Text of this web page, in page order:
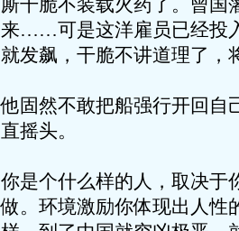
厮干脆不装载火药了。曾国
来……可是这洋雇员已经投
就发飙，干脆不讲道理了，
他固然不敢把船强行开回自
直摇头。
你是个什么样的人，取决于
做。环境激励你体现出人性